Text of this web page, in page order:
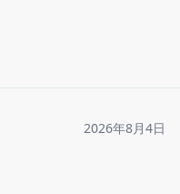
2026年8月4日